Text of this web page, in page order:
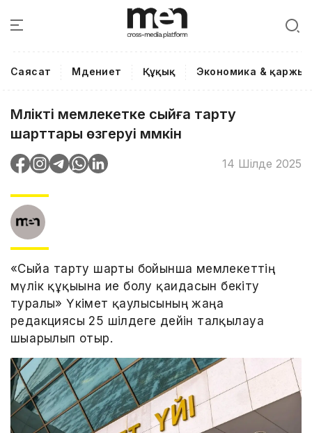
Саясат Мәдениет Құқық Экономика & қаржы
Мүлікті мемлекетке сыйға тарту
шарттары өзгеруі мүмкін
14 Шілде 2025
«Сыйға тарту шарты бойынша мемлекеттің
мүлік құқығына ие болу қағидасын бекіту
туралы» Үкімет қаулысының жаңа
редакциясы 25 шілдеге дейін талқылауға
шығарылып отыр.